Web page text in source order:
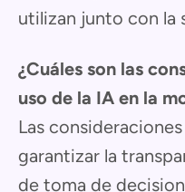
utilizan junto con la
¿Cuáles son las
uso de la IA en la
Las
garantizar la
de toma de